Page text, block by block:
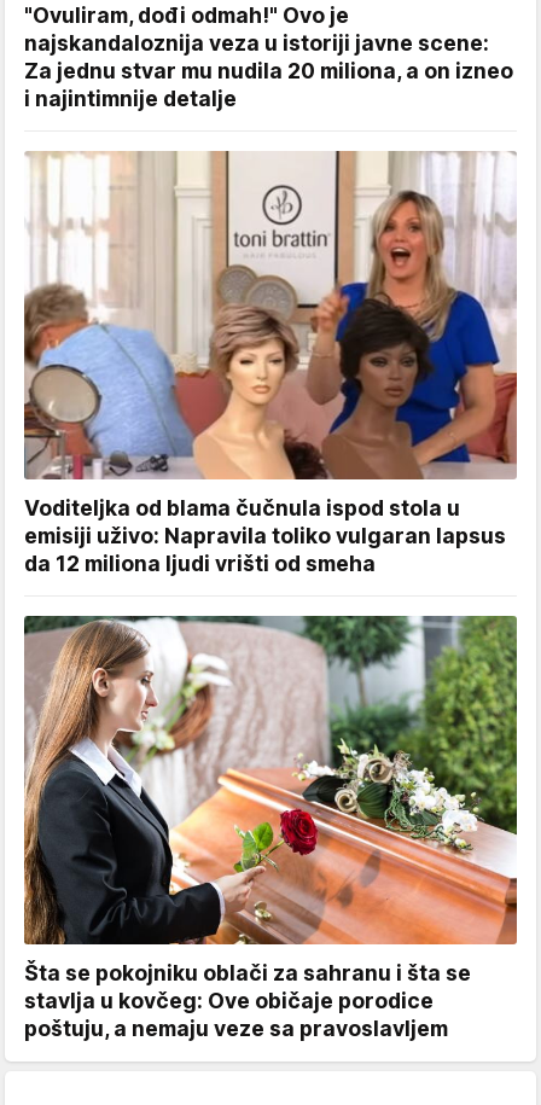
"Ovuliram, dođi odmah!" Ovo je
najskandaloznija veza u istoriji javne scene:
Za jednu stvar mu nudila 20 miliona, a on izneo
i najintimnije detalje
Voditeljka od blama čučnula ispod stola u
emisiji uživo: Napravila toliko vulgaran lapsus
da 12 miliona ljudi vrišti od smeha
Šta se pokojniku oblači za sahranu i šta se
stavlja u kovčeg: Ove običaje porodice
poštuju, a nemaju veze sa pravoslavljem